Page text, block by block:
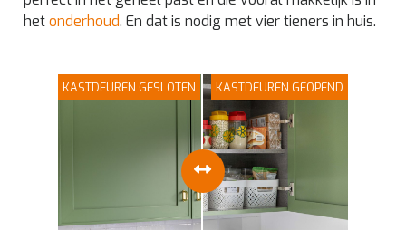
hetonderhoud. En dat is nodig met vier tieners in huis.
KASTDEUREN GEOPEND
KASTDEUREN GESLOTEN